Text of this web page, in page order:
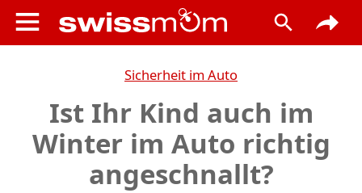
Sicherheit im Auto
Ist Ihr Kind auch im
Winter im Auto richtig
angeschnallt?